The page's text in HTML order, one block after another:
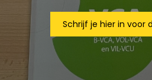
Schrijf je hier in voor